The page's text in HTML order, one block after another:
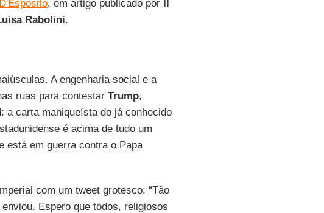
, em artigo publicado por Il
Rabolini.
A engenharia social e a
ruas para contestar Trump,
a carta maniqueísta do já conhecido
é acima de tudo um
está em guerra contra o Papa
com um tweet grotesco: “Tão
Espero que todos, religiosos